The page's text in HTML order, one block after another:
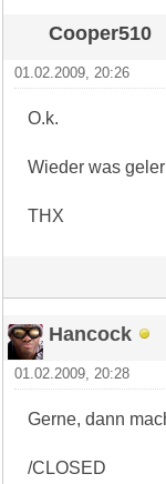
Cooper510
01.02.2009, 20:26
O.k.
Wieder was
THX
Hancock
01.02.2009, 20:28
Gerne, dann
/CLOSED